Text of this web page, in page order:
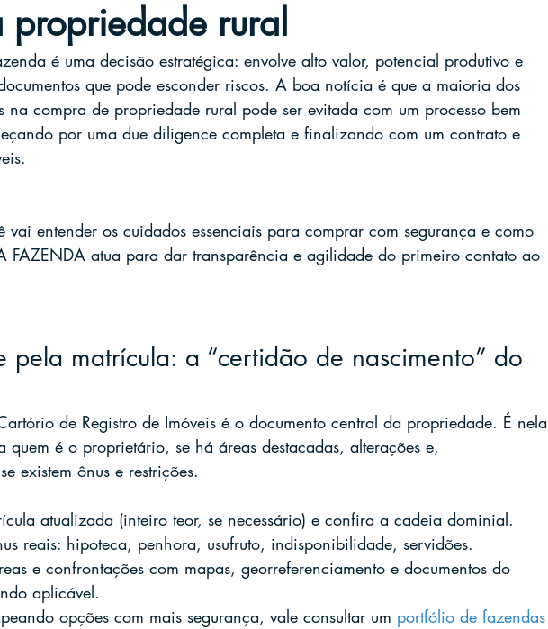
propriedade rural
é uma decisão estratégica: envolve alto valor, potencial produtivo e
que pode esconder riscos. A boa notícia é que a maioria dos
na compra de propriedade rural pode ser evitada com um processo bem
por uma due diligence completa e finalizando com um contrato e
vai entender os cuidados essenciais para comprar com segurança e como
FAZENDA atua para dar transparência e agilidade do primeiro contato ao
pela matrícula: a “certidão de nascimento” do
de Registro de Imóveis é o documento central da propriedade. É nela
quem é o proprietário, se há áreas destacadas, alterações e,
existem ônus e restrições.
atualizada (inteiro teor, se necessário) e confira a cadeia dominial.
reais: hipoteca, penhora, usufruto, indisponibilidade, servidões.
e confrontações com mapas, georreferenciamento e documentos do
aplicável.
opções com mais segurança, vale consultar um portfólio de fazendas